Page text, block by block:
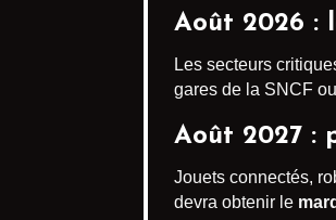
Août 2026 :
Les secteurs
gares de la SNCF
Août 2027 :
Jouets connectés,
devra obtenir le